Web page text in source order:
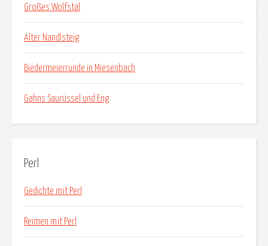
Großes Wolfstal
Alter Nandlsteig
Biedermeierrunde in Miesenbach
Gahns Saurüssel und Eng
Perl
Gedichte mit Perl
Reimen mit Perl